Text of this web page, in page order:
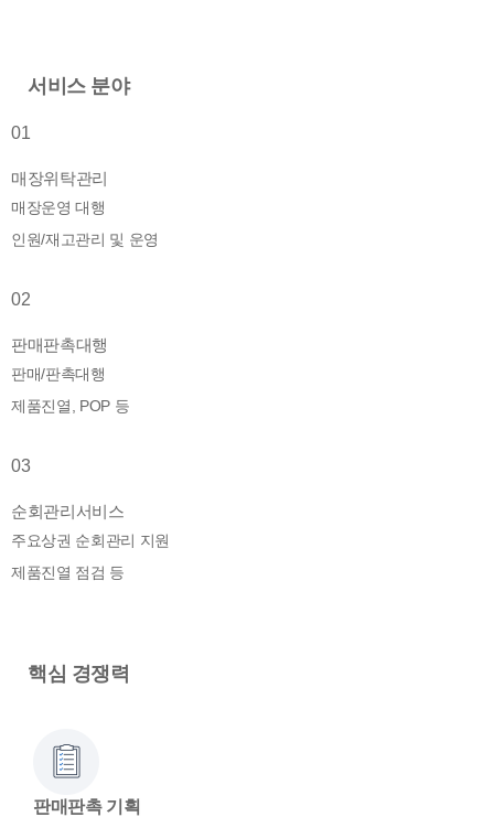
서비스 분야
01
매장위탁관리
매장운영 대행
인원/재고관리 및 운영
02
판매판촉대행
판매/판촉대행
제품진열, POP 등
03
순회관리서비스
주요상권 순회관리 지원
제품진열 점검 등
핵심 경쟁력
판매판촉 기획